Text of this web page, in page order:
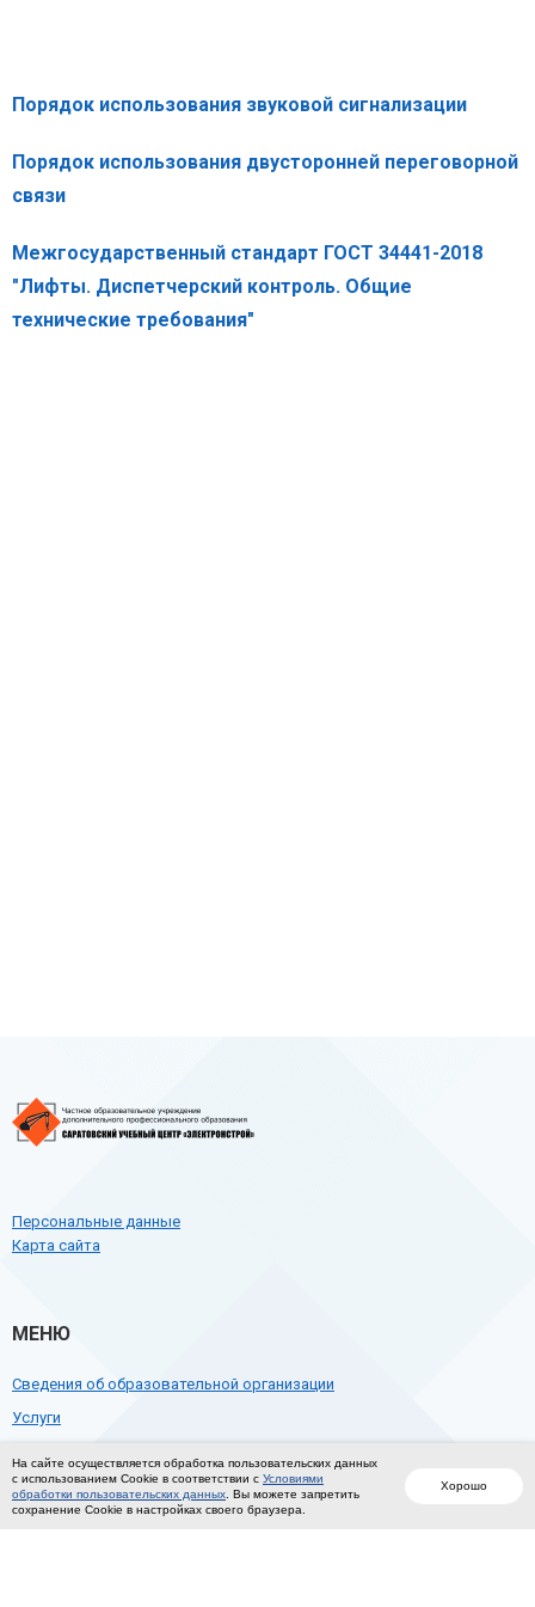
Порядок использования звуковой сигнализации
Порядок использования двусторонней переговорной
связи
Межгосударственный стандарт ГОСТ 34441-2018
"Лифты. Диспетчерский контроль. Общие
технические требования"
Персональные данные
Карта сайта
МЕНЮ
Сведения об образовательной организации
Услуги
Контакты
Хорошо
На сайте осуществляется обработка пользовательских данных
с использованием Cookie в соответствии с Условиями
обработки пользовательских данных . Вы можете запретить
сохранение Cookie в настройках своего браузера.